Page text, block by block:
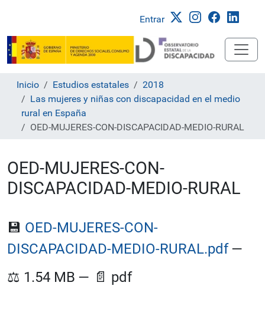
Entrar
Inicio Estudios estatales
2018
Las mujeres y niñas con discapacidad en el medio
rural en España
OED-MUJERES-CON-DISCAPACIDAD-MEDIO-RURAL
OED-MUJERES-CON-
DISCAPACIDAD-MEDIO-RURAL
💾 OED-MUJERES-CON-
DISCAPACIDAD-MEDIO-RURAL.pdf—
⚖️ 1.54 MB — 📄 pdf